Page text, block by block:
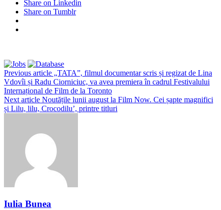
Share on Linkedin
Share on Tumblr
Previous article „TATA”, filmul documentar scris și regizat de Lina
Vdovîi și Radu Ciorniciuc, va avea premiera în cadrul Festivalului
Internațional de Film de la Toronto
Next article Noutățile lunii august la Film Now. Cei șapte magnifici
și Lilu, lilu, Crocodilu’, printre titluri
Iulia Bunea